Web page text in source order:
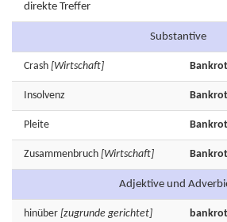
direkte Treffer
Substantive
Crash [Wirtschaft]
Insolvenz
Pleite
Zusammenbruch [Wirtschaft]
Adjektive und
hinüber [zugrunde gerichtet]